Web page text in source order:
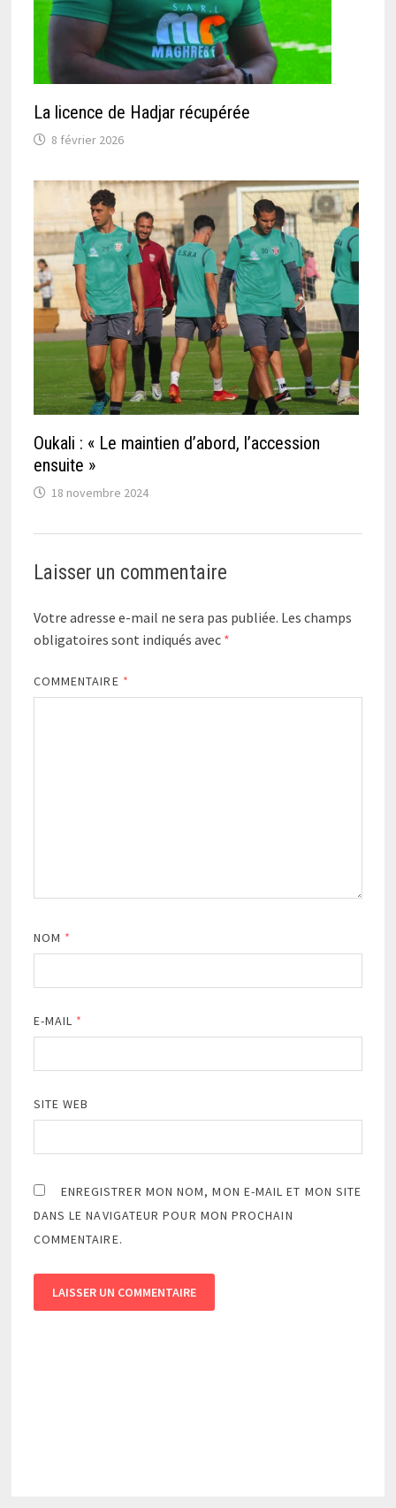
La licence de Hadjar récupérée
8 février 2026
Oukali : « Le maintien d’abord, l’accession
ensuite »
18 novembre 2024
Laisser un commentaire
Votre adresse e-mail ne sera pas publiée. Les champs
obligatoires sont indiqués avec *
COMMENTAIRE *
NOM *
E-MAIL *
SITE WEB
ENREGISTRER MON NOM, MON E-MAIL ET MON SITE
DANS LE NAVIGATEUR POUR MON PROCHAIN
COMMENTAIRE.